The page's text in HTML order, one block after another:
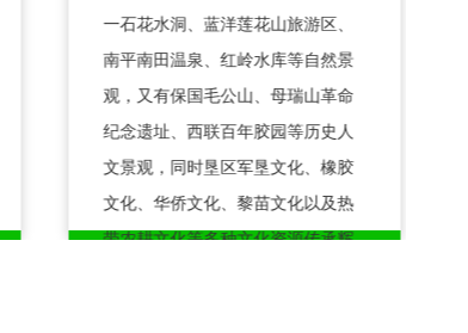
一石花水洞、蓝洋莲花山旅游区、
南平南田温泉、红岭水库等自然景
观，又有保国毛公山、母瑞山革命
纪念遗址、西联百年胶园等历史人
文景观，同时垦区军垦文化、橡胶
文化、华侨文化、黎苗文化以及热
带农耕文化等多种文化资源传承辉